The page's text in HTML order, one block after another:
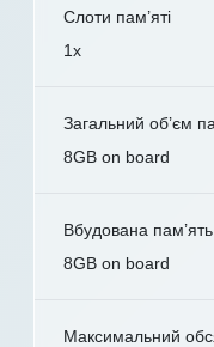
Слоти пам’яті
1x
Загальний об’єм
8GB on board
Вбудована пам’ять
8GB on board
Максимальний